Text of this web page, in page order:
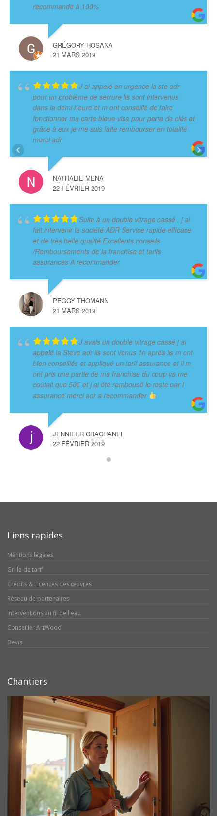
recommande à 100%
GRÉGORY HOSANA
21 MARS 2019
J ai appelé en urgence la ste adr
pour un problème de serrure ils sont intervenus
dans la demi heure et m ont conseillé de faire
fonctionner ma carte bleue visa pour perte de clés et
grâce à eux je me suis faite rembourser en totalité
merci adr
NATHALIE MENA
22 FÉVRIER 2019
Suite à un double vitrage cassé , j ai
fait intervenir la société ADR Service rapide efficace
et de très belle qualité Excellents conseils
/Remboursements de la franchise et tarifs
assurances A recommander
PEGGY THOMANN
21 MARS 2019
J avais un double vitrage cassé j ai
appelé la Steve adr ils sont venus 1h après ils m ont
bien conseillés et appliqué un tarif assurance et il m
ont pris une partie de ma franchise du coup ça me
coûtait que 50€ et j ai été rembousé le reste par l
assurance merci adr a recommander
JENNIFER CHACHANEL
22 FÉVRIER 2019
Liens rapides
Mentions légales
Grille de tarif
Crédits & Licences des œuvres
Réseau de partenaires
Interventions au fil de l'eau
Conseiller ArtWood
Devis
Chantiers